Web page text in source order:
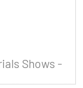
Shows -